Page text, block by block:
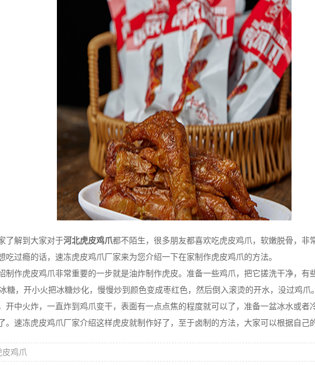
了解到大家对于河北虎皮鸡爪都不陌生，很多朋友都喜欢吃虎皮鸡爪，软嫩脱骨，非
吃过瘾的话，速冻虎皮鸡爪厂家来为您介绍一下在家制作虎皮鸡爪的方法。
作虎皮鸡爪非常重要的一步就是油炸制作虎皮。准备一些鸡爪，把它搓洗干净，有
糖，开小火把冰糖炒化，慢慢炒到颜色变成枣红色，然后倒入滚烫的开水，没过鸡
开中火炸，一直炸到鸡爪变干，表面有一点点焦的程度就可以了，准备一盆冰水或者
。速冻虎皮鸡爪厂家介绍这样虎皮就制作好了，至于卤制的方法，大家可以根据自己
鸡爪